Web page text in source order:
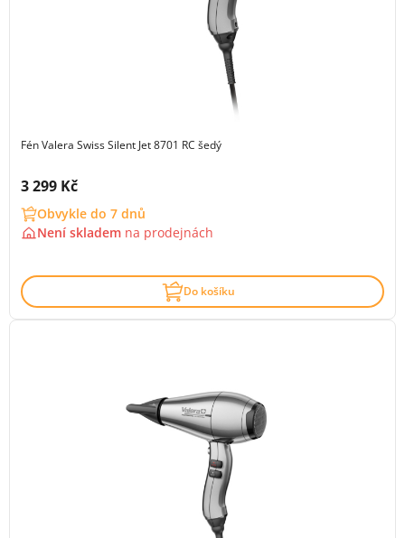
Fén Valera Swiss Silent Jet 8701 RC šedý
Cena s DPH:
3 299 Kč
Obvykle do 7 dnů
Není skladem na prodejnách
Do košíku